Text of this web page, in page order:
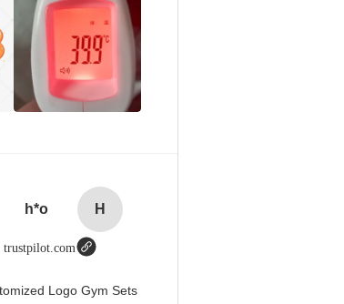
H
h*o
trustpilot.com
Logo Gym Sets